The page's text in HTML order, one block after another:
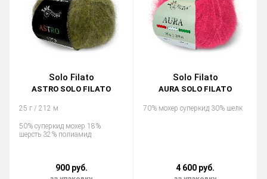
Solo Filato
ASTRO SOLO FILATO
25 г / 212 м
50% суперкид мохер 18%
шерсть 32% полиамид
900 руб.
Solo Filato
AURA SOLO FILATO
70% мохер суперкид 30% шелк
4 600 руб.